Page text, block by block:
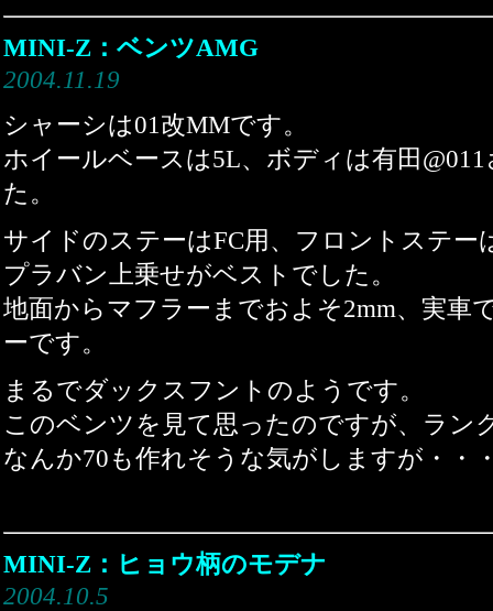
MINI-Z：ベンツAMG
2004.11.19
シャーシは01改MMです。
ホイールベースは5L、ボディは有田
た。
サイドのステーはFC用、フロントステー
プラバン上乗せがベストでした。
地面からマフラーまでおよそ2mm、実車
ーです。
まるでダックスフントのようです。
このベンツを見て思ったのですが、ラン
なんか70も作れそうな気がしますが・・
MINI-Z：ヒョウ柄のモデナ
2004.10.5